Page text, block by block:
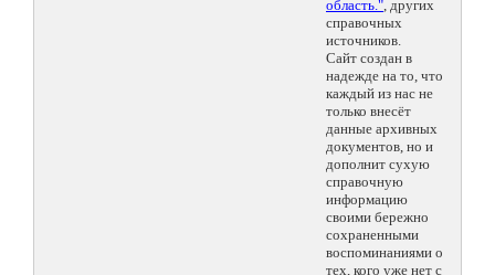
область.", других
справочных
источников.
Сайт создан в
надежде на то, что
каждый из нас не
только внесёт
данные архивных
документов, но и
дополнит сухую
справочную
информацию
своими бережно
сохраненными
воспоминаниями о
тех, кого уже нет с